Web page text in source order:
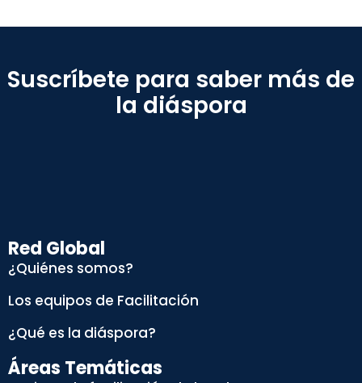
Suscríbete para saber más de
la diáspora
Red Global
¿Quiénes somos?
Los equipos de Facilitación
¿Qué es la diáspora?
Áreas Temáticas